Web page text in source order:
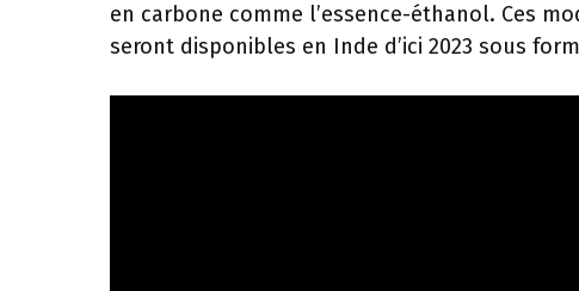
en carbone comme l’essence-éthanol. Ces
seront disponibles en Inde d’ici 2023 sous